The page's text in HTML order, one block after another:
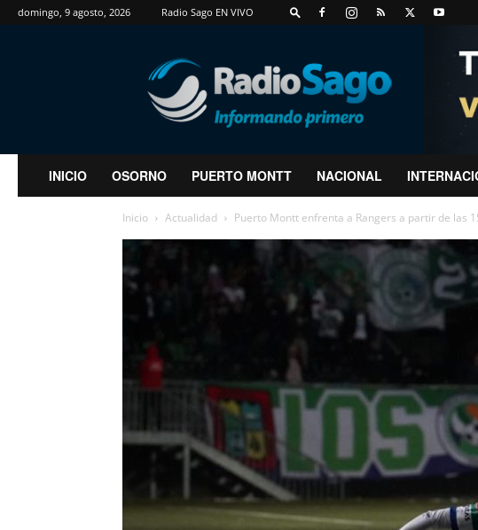
domingo, 9 agosto, 2026 Radio Sago EN VIVO
RadioSago
INICIO OSORNO PUERTO MONTT NACIONAL
Inicio Actualidad Puerto Montt enfrenta a Rangers a partir de las